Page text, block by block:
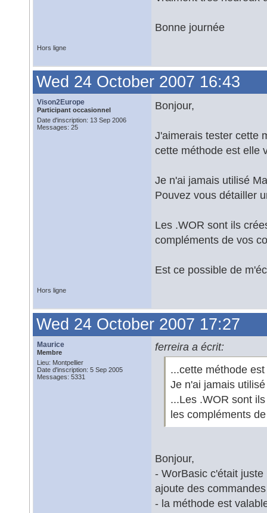
Bonne journée
Hors ligne
Wed 24 October 2007 16:43
Vison2Europe
Participant occasionnel
Date d'inscription: 13 Sep 2006
Messages: 25
Bonjour,
J'aimerais tester cette
cette méthode est elle
Je n'ai jamais utilisé
Pouvez vous détailler
Les .WOR sont ils
compléments de vos
Est ce possible de
Hors ligne
Wed 24 October 2007 17:27
Maurice
Membre
Lieu: Montpellier
Date d'inscription: 5 Sep 2005
Messages: 5331
ferreira a écrit:
...cette méthode
Je n'ai jamais
...Les .WOR sont
les compléments
Bonjour,
- WorBasic c'était
ajoute des
- la méthode est